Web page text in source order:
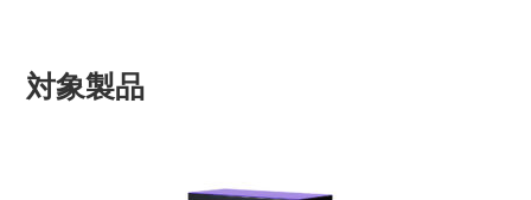
対象製品